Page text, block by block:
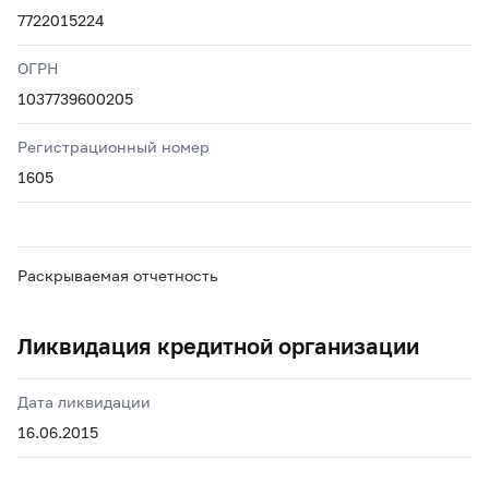
7722015224
ОГРН
1037739600205
Регистрационный номер
1605
Раскрываемая отчетность
Ликвидация кредитной организации
Дата ликвидации
16.06.2015